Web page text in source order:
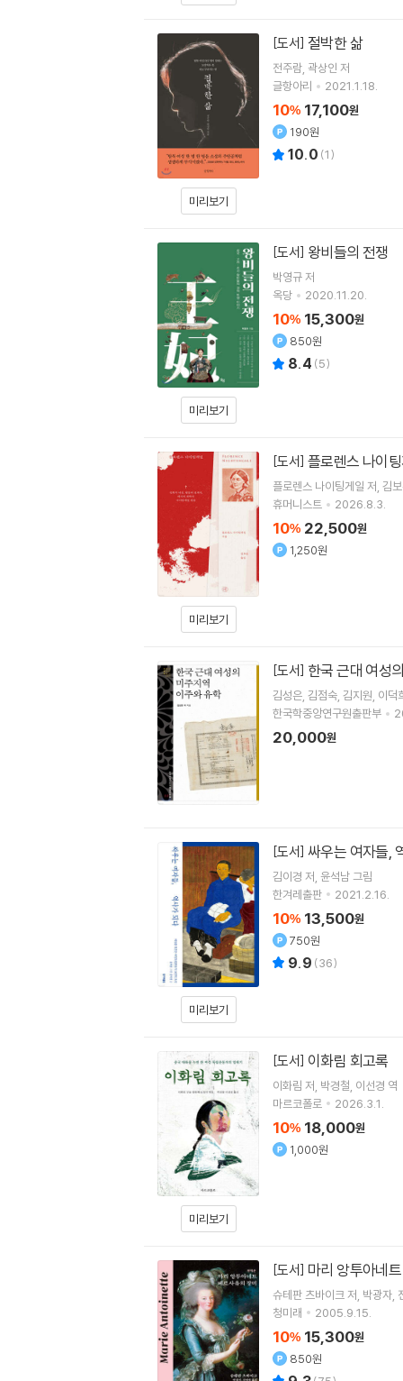
미리보기
[도서] 절박한 삶
전주람 곽상인 저
글항아리
2021.1.18.
10% 17,100원
190원
10.0 (1)
미리보기
[도서] 왕비들의 전쟁
박영규저
옥당
2020.11.20.
10% 15,300원
850원
8.4 (5)
미리보기
[도서] 플로렌스 나이
플로렌스 나이팅게일 저 김
휴머니스트
2026.8.3.
10% 22,500원
1,250원
[도서] 한국 근대 여성
김성은 김점숙 김지원 이덕
한국학중앙연구원출판부
20,000원
미리보기
[도서] 싸우는 여자들,
김이경 저 윤석남그림
한겨레출판
2021.2.16.
10% 13,500원
750원
9.9 (36)
미리보기
[도서] 이화림 회고록
이화림 저 박경철 이선경 역
마르코폴로
2026.3.1.
10% 18,000원
1,000원
[도서] 마리 앙투아네
슈테판 츠바이크 저 박광자
청미래
2005.9.15.
10% 15,300원
850원